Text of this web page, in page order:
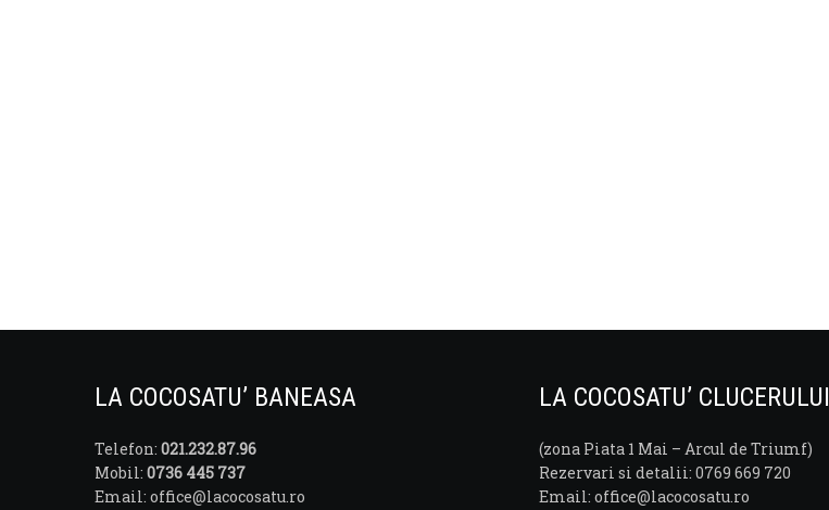
LA COCOSATU’ BANEASA
Telefon: 021.232.87.96
Mobil: 0736 445 737
Email: office@lacocosatu.ro
LA COCOSATU’ CLUCERULUI
(zona Piata 1 Mai – Arcul de Triumf)
Rezervari si detalii: 0769 669 720
Email: office@lacocosatu.ro